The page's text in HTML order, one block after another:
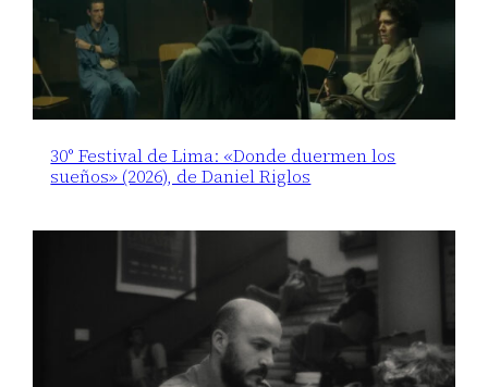
30° Festival de Lima: «Donde duermen los
sueños» (2026), de Daniel Riglos